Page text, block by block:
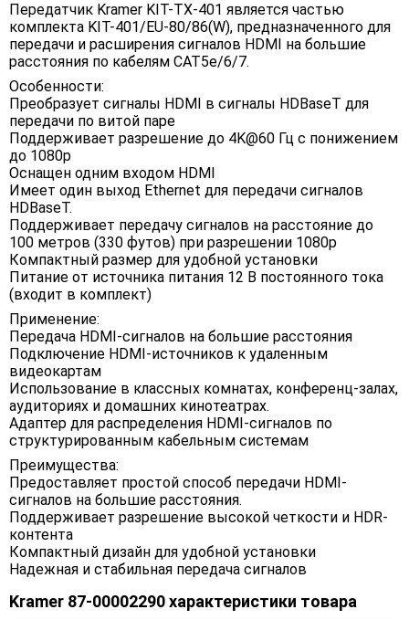
Передатчик Kramer KIT-TX-401 является частью
комплекта KIT-401/EU-80/86(W), предназначенного для
передачи и расширения сигналов HDMI на большие
расстояния по кабелям CAT5e/6/7.
Особенности:
Преобразует сигналы HDMI в сигналы HDBaseT для
передачи по витой паре
Поддерживает разрешение до 4K@60 Гц с понижением
до 1080p
Оснащен одним входом HDMI
Имеет один выход Ethernet для передачи сигналов
HDBaseT.
Поддерживает передачу сигналов на расстояние до
100 метров (330 футов) при разрешении 1080p
Компактный размер для удобной установки
Питание от источника питания 12 В постоянного тока
(входит в комплект)
Применение:
Передача HDMI-сигналов на большие расстояния
Подключение HDMI-источников к удаленным
видеокартам
Использование в классных комнатах, конференц-залах,
аудиториях и домашних кинотеатрах.
Адаптер для распределения HDMI-сигналов по
структурированным кабельным системам
Преимущества:
Предоставляет простой способ передачи HDMI-
сигналов на большие расстояния.
Поддерживает разрешение высокой четкости и HDR-
контента
Компактный дизайн для удобной установки
Надежная и стабильная передача сигналов
Kramer 87-00002290 характеристики товара